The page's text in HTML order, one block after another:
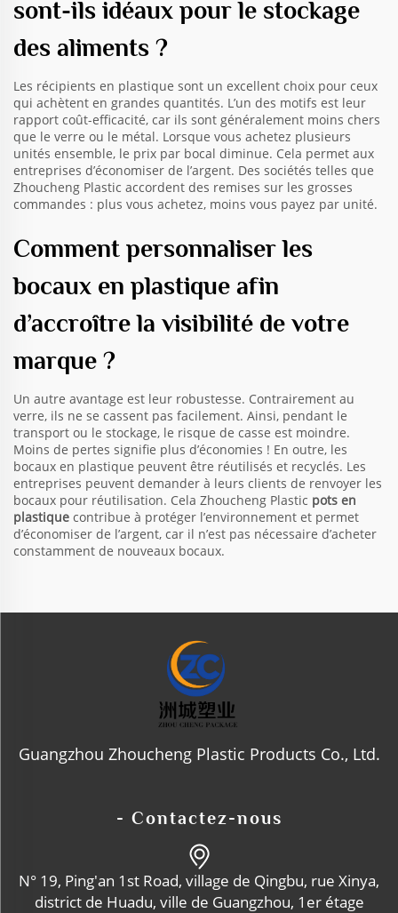
sont-ils idéaux pour le stockage
des aliments ?
Les récipients en plastique sont un excellent choix pour ceux
qui achètent en grandes quantités. L’un des motifs est leur
rapport coût-efficacité, car ils sont généralement moins chers
que le verre ou le métal. Lorsque vous achetez plusieurs
unités ensemble, le prix par bocal diminue. Cela permet aux
entreprises d’économiser de l’argent. Des sociétés telles que
Zhoucheng Plastic accordent des remises sur les grosses
commandes : plus vous achetez, moins vous payez par unité.
Comment personnaliser les
bocaux en plastique afin
d’accroître la visibilité de votre
marque ?
Un autre avantage est leur robustesse. Contrairement au
verre, ils ne se cassent pas facilement. Ainsi, pendant le
transport ou le stockage, le risque de casse est moindre.
Moins de pertes signifie plus d’économies ! En outre, les
bocaux en plastique peuvent être réutilisés et recyclés. Les
entreprises peuvent demander à leurs clients de renvoyer les
bocaux pour réutilisation. Cela Zhoucheng Plastic pots en
plastique contribue à protéger l’environnement et permet
d’économiser de l’argent, car il n’est pas nécessaire d’acheter
constamment de nouveaux bocaux.
Guangzhou Zhoucheng Plastic Products Co., Ltd.
- Contactez-nous
N° 19, Ping'an 1st Road, village de Qingbu, rue Xinya,
district de Huadu, ville de Guangzhou, 1er étage